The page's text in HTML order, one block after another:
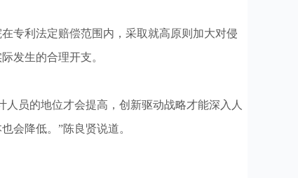
专利法定赔偿范围内，采取就高原则加大对侵
发生的合理开支。
员的地位才会提高，创新驱动战略才能深入人
会降低。”陈良贤说道。